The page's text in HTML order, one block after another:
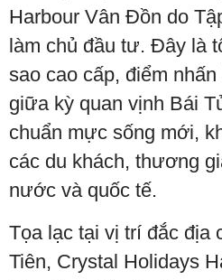
Harbour Vân Đồn do
làm chủ đầu tư. Đây là
sao cao cấp, điểm
giữa kỳ quan vịnh Bái
chuẩn mực sống mới,
các du khách, thương
nước và quốc tế.
Tọa lạc tại vị trí đắc địa
Tiên, Crystal Holidays